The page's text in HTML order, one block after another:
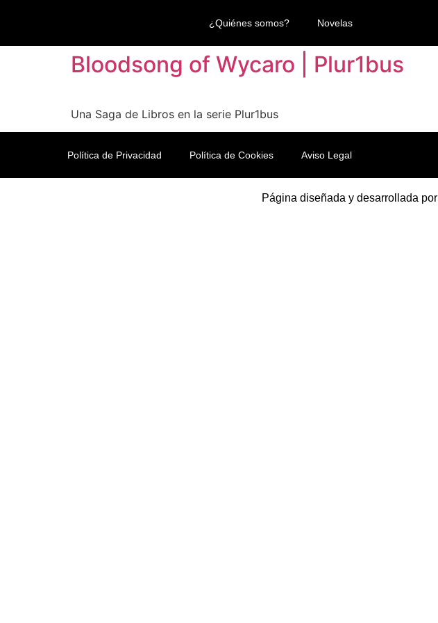
¿Quiénes somos? Novelas
Bloodsong of Wycaro | Plur1bus
Una Saga de Libros en la serie Plur1bus
Política de Privacidad Política de Cookies Aviso Legal
Página diseñada y desarrollada por